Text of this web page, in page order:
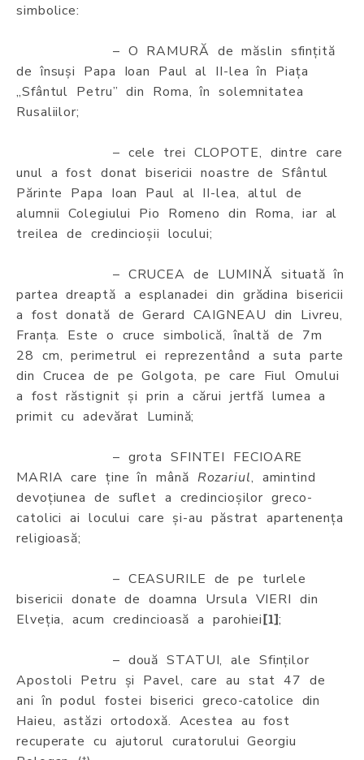
simbolice:
– O RAMURĂ de măslin sfințită
de însuși Papa Ioan Paul al II-lea în Piața
„Sfântul Petru” din Roma, în solemnitatea
Rusaliilor;
– cele trei CLOPOTE, dintre care
unul a fost donat bisericii noastre de Sfântul
Părinte Papa Ioan Paul al II-lea, altul de
alumnii Colegiului Pio Romeno din Roma, iar al
treilea de credincioșii locului;
– CRUCEA de LUMINĂ situată în
partea dreaptă a esplanadei din grădina bisericii
a fost donată de Gerard CAIGNEAU din Livreu,
Franța. Este o cruce simbolică, înaltă de 7m
28 cm, perimetrul ei reprezentând a suta parte
din Crucea de pe Golgota, pe care Fiul Omului
a fost răstignit și prin a cărui jertfă lumea a
primit cu adevărat Lumină;
– grota SFINTEI FECIOARE
MARIA care ține în mână Rozariul, amintind
devoțiunea de suflet a credincioșilor greco-
catolici ai locului care și-au păstrat apartenența
religioasă;
– CEASURILE de pe turlele
bisericii donate de doamna Ursula VIERI din
Elveția, acum credincioasă a parohiei[1];
– două STATUI, ale Sfinților
Apostoli Petru și Pavel, care au stat 47 de
ani în podul fostei biserici greco-catolice din
Haieu, astăzi ortodoxă. Acestea au fost
recuperate cu ajutorul curatorului Georgiu